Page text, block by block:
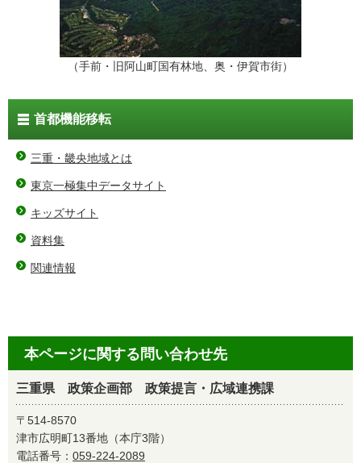
（手前・旧阿山町国有林地、奥・伊賀市街）
首都機能移転
三重・畿央地域とは
東京一極集中データサイト
キッズサイト
資料集
関連情報
本ページに関する問い合わせ先
三重県 政策企画部 政策提言・広域連携課
〒514-8570
津市広明町13番地（本庁3階）
電話番号： 059-224-2089